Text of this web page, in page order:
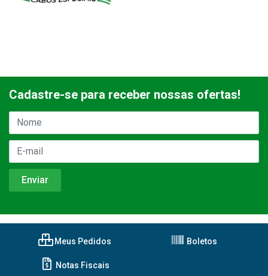
Cadastre-se para receber nossas ofertas!
Meus Pedidos Boletos
Notas Fiscais